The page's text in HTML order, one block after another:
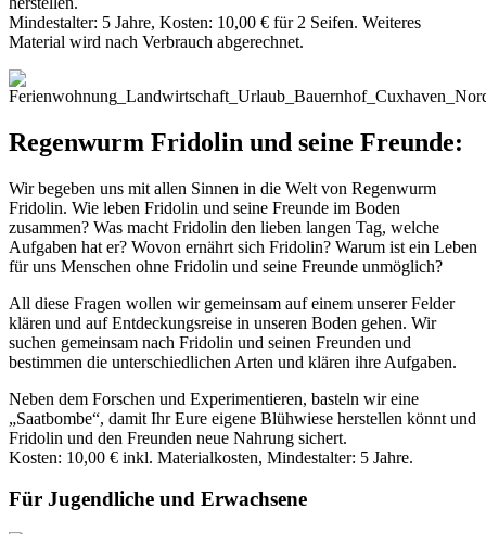
Mindestalter: 5 Jahre, Kosten: 10,00 € für 2 Seifen. Weiteres
Material wird nach Verbrauch abgerechnet.
Regenwurm Fridolin und seine Freunde:
Wir begeben uns mit allen Sinnen in die Welt von Regenwurm
Fridolin. Wie leben Fridolin und seine Freunde im Boden
zusammen? Was macht Fridolin den lieben langen Tag, welche
Aufgaben hat er? Wovon ernährt sich Fridolin? Warum ist ein Leben
für uns Menschen ohne Fridolin und seine Freunde unmöglich?
All diese Fragen wollen wir gemeinsam auf einem unserer Felder
klären und auf Entdeckungsreise in unseren Boden gehen. Wir
suchen gemeinsam nach Fridolin und seinen Freunden und
bestimmen die unterschiedlichen Arten und klären ihre Aufgaben.
Neben dem Forschen und Experimentieren, basteln wir eine
„Saatbombe“, damit Ihr Eure eigene Blühwiese herstellen könnt und
Fridolin und den Freunden neue Nahrung sichert.
Kosten: 10,00 € inkl. Materialkosten, Mindestalter: 5 Jahre.
Für Jugendliche und Erwachsene